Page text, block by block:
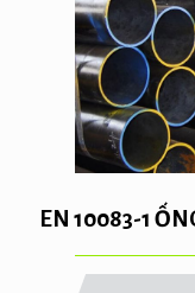
EN 10083-1